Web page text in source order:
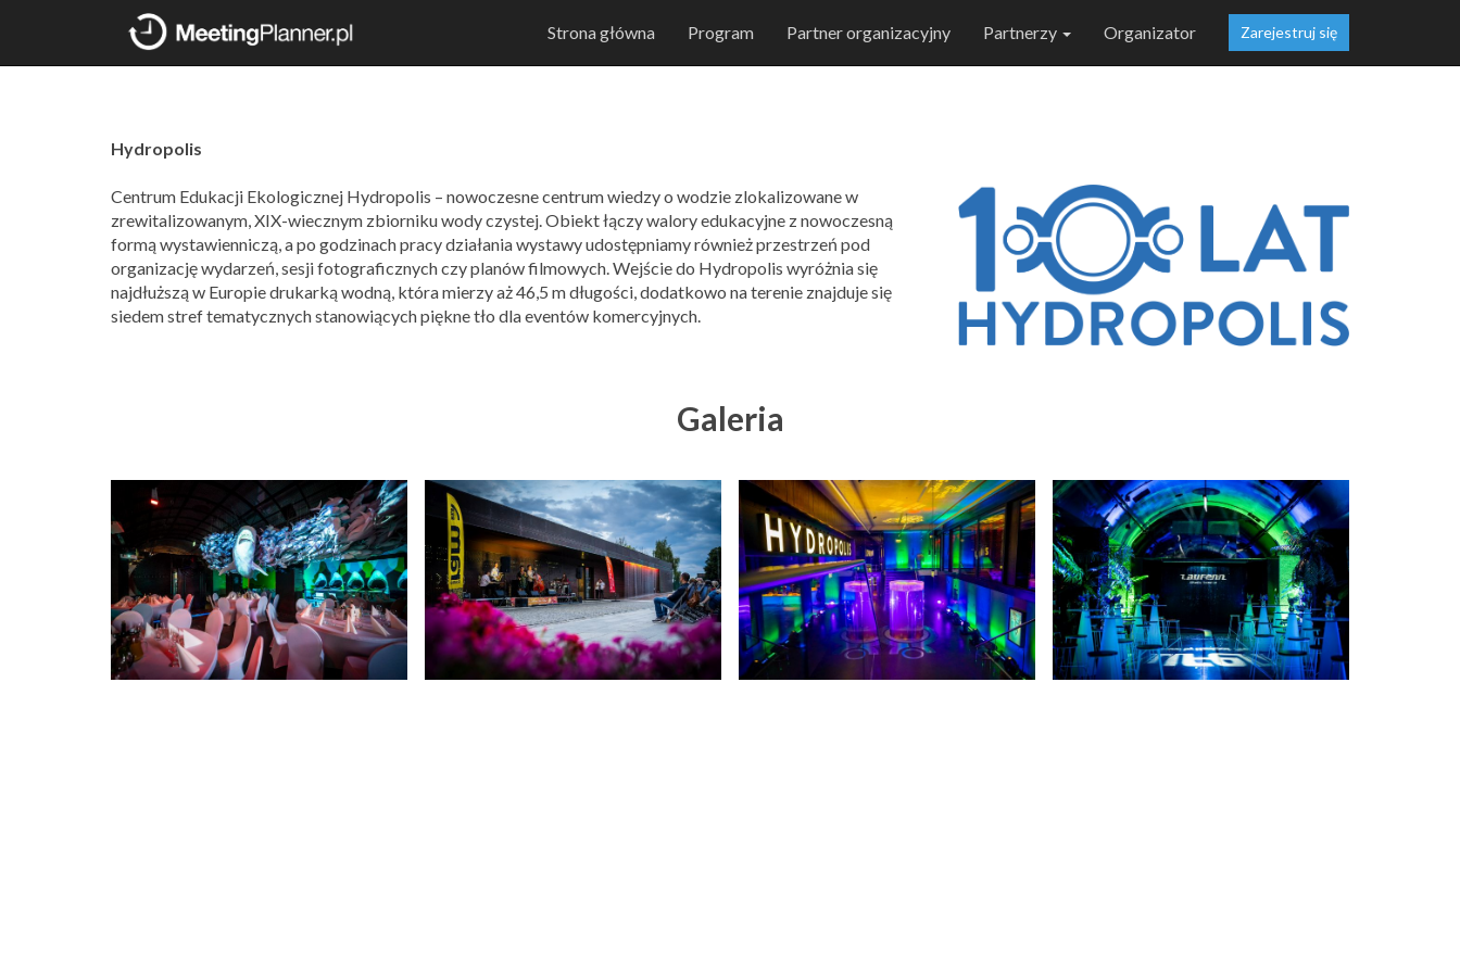
Strona główna Program Partner organizacyjny Partnerzy Organizator Zarejestruj się
Hydropolis
Centrum Edukacji Ekologicznej Hydropolis – nowoczesne centrum wiedzy o wodzie zlokalizowane w
zrewitalizowanym, XIX-wiecznym zbiorniku wody czystej. Obiekt łączy walory edukacyjne z nowoczesną
formą wystawienniczą, a po godzinach pracy działania wystawy udostępniamy również przestrzeń pod
organizację wydarzeń, sesji fotograficznych czy planów filmowych. Wejście do Hydropolis wyróżnia się
najdłuższą w Europie drukarką wodną, która mierzy aż 46,5 m długości, dodatkowo na terenie znajduje się
siedem stref tematycznych stanowiących piękne tło dla eventów komercyjnych.
Galeria